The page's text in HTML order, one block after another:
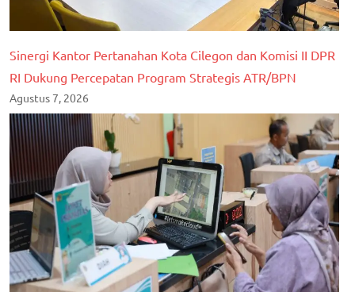
Sinergi Kantor Pertanahan Kota Cilegon dan Komisi II DPR
RI Dukung Percepatan Program Strategis ATR/BPN
Agustus 7, 2026